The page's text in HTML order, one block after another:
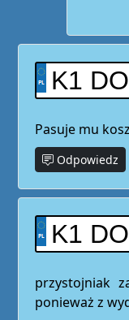
K1
Pasuje mu
Odpowiedz
K1
przystojniak
ponieważ z